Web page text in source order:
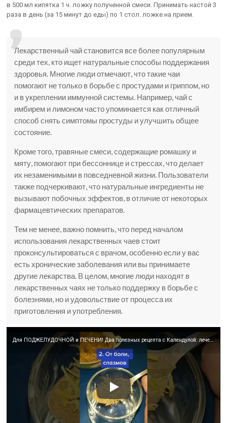
в 500 мл кипятка 1 ч. ложку полученной смеси. Принимать настой 3
раза в день (за 15 минут до еды) по 1 стол. ложке на прием.
Лекарственный чай становится все более популярным
среди тех, кто ищет натуральные способы поддержания
здоровья. Многие люди отмечают, что такие чаи
помогают не только в борьбе с простудами и гриппом, но
и в укреплении иммунной системы. Например, чай с
имбирем и лимоном часто упоминается как отличный
способ снять симптомы простуды и улучшить общее
состояние.
Кроме того, травяные смеси, содержащие ромашку и
мяту, помогают при бессоннице и стрессах, что делает
их незаменимыми в повседневной жизни. Пользователи
также подчеркивают, что натуральные ингредиенты не
вызывают побочных эффектов, в отличие от некоторых
фармацевтических препаратов.
Тем не менее, важно помнить, что перед началом
использования лекарственных чаев стоит
проконсультироваться с врачом, особенно если у вас
есть хронические заболевания или вы принимаете
другие лекарства. В целом, многие люди находят в
лекарственных чаях не только поддержку в борьбе с
болезнями, но и удовольствие от процесса их
приготовления и употребления.
Для ПОДЖЕЛУДОЧНОЙ и ПЕЧЕНИ! Два полезных рецепта с Календулой: лечение и профилактика!